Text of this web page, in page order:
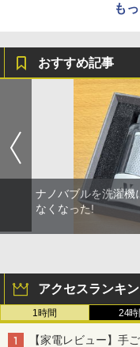
も
おすすめ記事
ナノバブルを洗濯機
なくなった!
アクセスランキ
1時間 24時
【家電レビュー】手